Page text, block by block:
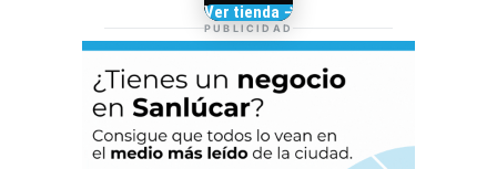
TIENDA DE
BARRAMEDIA
Camisetas de Sanlúcar
Ver tienda →
PUBLICIDAD